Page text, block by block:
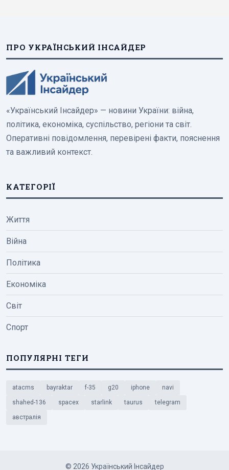
ПРО УКРАЇНСЬКИЙ ІНСАЙДЕР
«Український Інсайдер» — новини України: війна,
політика, економіка, суспільство, регіони та світ.
Оперативні повідомлення, перевірені факти, пояснення
та важливий контекст.
КАТЕГОРІЇ
Життя
Війна
Політика
Економіка
Світ
Спорт
ПОПУЛЯРНІ ТЕГИ
atacms bayraktar f-35 g20 iphone navi
shahed-136 spacex starlink taurus telegram
австралія
© 2026 Український Інсайдер